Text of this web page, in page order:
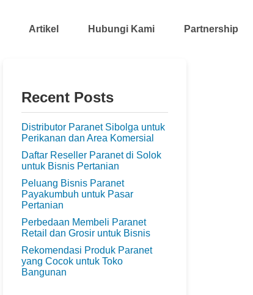
Artikel Hubungi Kami Partnership
Recent Posts
Distributor Paranet Sibolga untuk
Perikanan dan Area Komersial
Daftar Reseller Paranet di Solok
untuk Bisnis Pertanian
Peluang Bisnis Paranet
Payakumbuh untuk Pasar
Pertanian
Perbedaan Membeli Paranet
Retail dan Grosir untuk Bisnis
Rekomendasi Produk Paranet
yang Cocok untuk Toko
Bangunan